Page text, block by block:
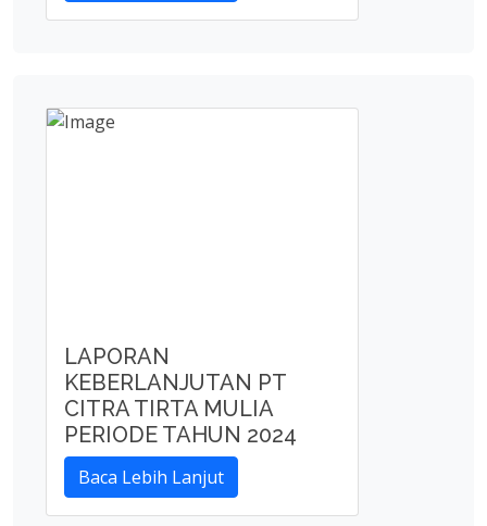
LAPORAN
KEBERLANJUTAN PT
CITRA TIRTA MULIA
PERIODE TAHUN 2024
Baca Lebih Lanjut